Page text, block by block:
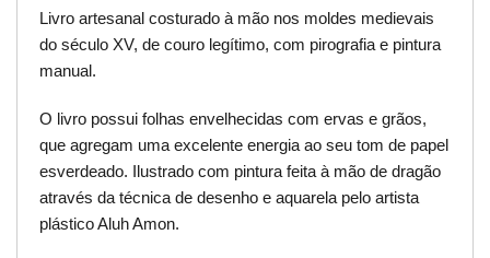
Livro artesanal costurado à mão nos moldes medievais
do século XV, de couro legítimo, com pirografia e pintura
manual.
O livro possui folhas envelhecidas com ervas e grãos,
que agregam uma excelente energia ao seu tom de papel
esverdeado. Ilustrado com pintura feita à mão de dragão
através da técnica de desenho e aquarela pelo artista
plástico Aluh Amon.